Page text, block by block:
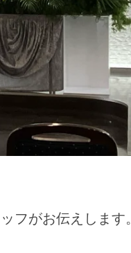
フがお伝えします。